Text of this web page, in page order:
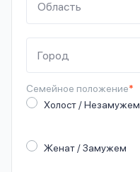
Семейное положение*
Холост / Незамужем
Женат / Замужем